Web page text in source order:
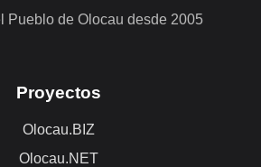
Pueblo de Olocau desde 2005
Proyectos
Olocau.BIZ
Olocau.NET